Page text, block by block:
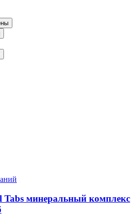
Tabs минеральный комплекс